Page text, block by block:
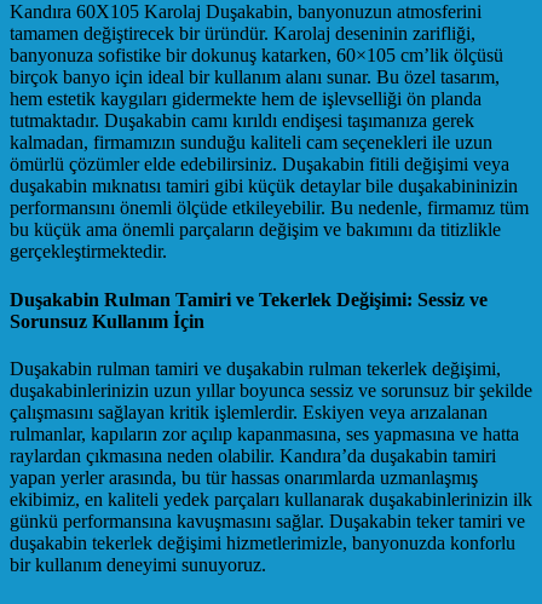
Kandıra 60X105 Karolaj Duşakabin, banyonuzun atmosferini
tamamen değiştirecek bir üründür. Karolaj deseninin zarifliği,
banyonuza sofistike bir dokunuş katarken, 60×105 cm’lik ölçüsü
birçok banyo için ideal bir kullanım alanı sunar. Bu özel tasarım,
hem estetik kaygıları gidermekte hem de işlevselliği ön planda
tutmaktadır. Duşakabin camı kırıldı endişesi taşımanıza gerek
kalmadan, firmamızın sunduğu kaliteli cam seçenekleri ile uzun
ömürlü çözümler elde edebilirsiniz. Duşakabin fitili değişimi veya
duşakabin mıknatısı tamiri gibi küçük detaylar bile duşakabininizin
performansını önemli ölçüde etkileyebilir. Bu nedenle, firmamız tüm
bu küçük ama önemli parçaların değişim ve bakımını da titizlikle
gerçekleştirmektedir.
Duşakabin Rulman Tamiri ve Tekerlek Değişimi: Sessiz ve
Sorunsuz Kullanım İçin
Duşakabin rulman tamiri ve duşakabin rulman tekerlek değişimi,
duşakabinlerinizin uzun yıllar boyunca sessiz ve sorunsuz bir şekilde
çalışmasını sağlayan kritik işlemlerdir. Eskiyen veya arızalanan
rulmanlar, kapıların zor açılıp kapanmasına, ses yapmasına ve hatta
raylardan çıkmasına neden olabilir. Kandıra’da duşakabin tamiri
yapan yerler arasında, bu tür hassas onarımlarda uzmanlaşmış
ekibimiz, en kaliteli yedek parçaları kullanarak duşakabinlerinizin ilk
günkü performansına kavuşmasını sağlar. Duşakabin teker tamiri ve
duşakabin tekerlek değişimi hizmetlerimizle, banyonuzda konforlu
bir kullanım deneyimi sunuyoruz.